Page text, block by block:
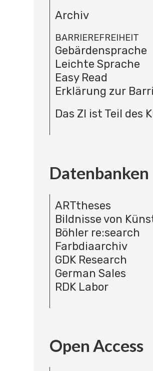
Archiv
BARRIEREFREIHEIT
Gebärdensprache
Leichte Sprache
Easy Read
Erklärung zur
Das ZI ist Teil des
Datenbanken
ARTtheses
Bildnisse von
Böhler re:search
Farbdiaarchiv
GDK Research
German Sales
RDK Labor
Open Access